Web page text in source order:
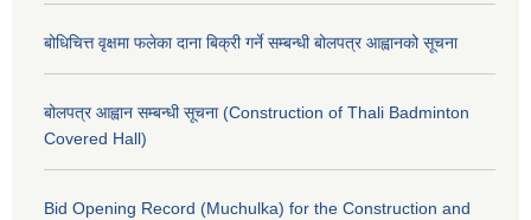
बोधिचित्त वृक्षमा फलेका दाना बिक्री गर्ने सम्बन्धी बोलपत्र आह्वानको सूचना
बोलपत्र आह्वान सम्बन्धी सूचना (Construction of Thali Badminton
Covered Hall)
Bid Opening Record (Muchulka) for the Construction and